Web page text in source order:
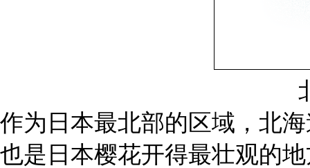
作为日本最北部的区域，北
也是日本樱花开得最壮观的